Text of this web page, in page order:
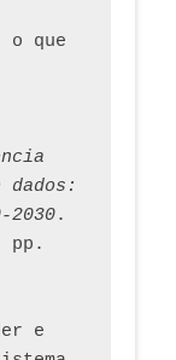
que
2030.
pp.
e